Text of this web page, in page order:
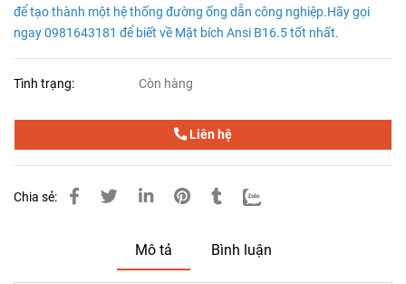
để tạo thành một hệ thống đường ống dẫn công nghiệp.Hãy gọi
ngay 0981643181 để biết về Mặt bích Ansi B16.5 tốt nhất.
Tình trạng: Còn hàng
Liên hệ
Chia sẻ:
Mô tả Bình luận